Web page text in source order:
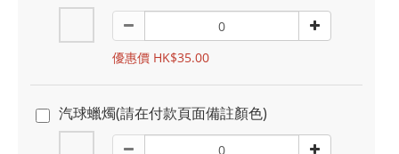
優惠價 HK$35.00
汽球蠟燭(請在付款頁面備註顏色)